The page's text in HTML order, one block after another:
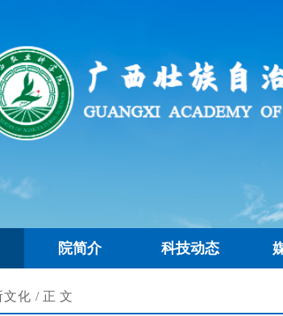
院简介 科技动态
文化 /正文